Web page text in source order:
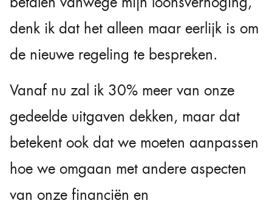
denk ik dat het alleen maar eerlijk is om
de nieuwe regeling te bespreken.
Vanaf nu zal ik 30% meer van onze
gedeelde uitgaven dekken, maar dat
betekent ook dat we moeten aanpassen
hoe we omgaan met andere aspecten
van onze financiën en